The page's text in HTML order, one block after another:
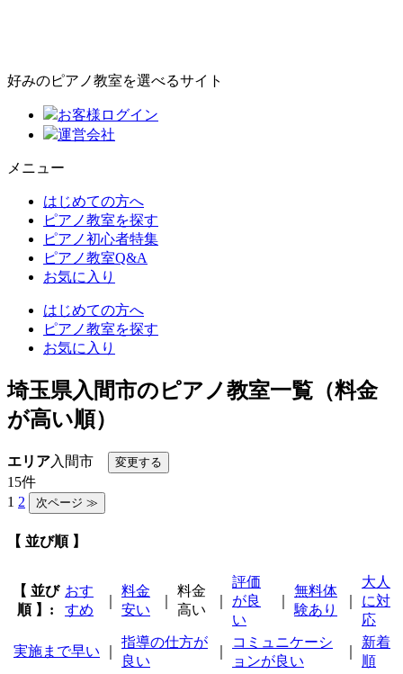
好みのピアノ教室を選べるサイト
お客様ログイン
運営会社
メニュー
はじめての方へ
ピアノ教室を探す
ピアノ初心者特集
ピアノ教室Q&A
お気に入り
はじめての方へ
ピアノ教室を探す
お気に入り
埼玉県入間市のピアノ教室一覧（料金
が高い順）
エリア入間市
15件
1 2
【 並び順 】
【 並び
順 】:
おす
すめ
料金
安い
料金
高い
評価
が良
い
無料体
験あり
大人
に対
応
実施まで早い
指導の仕方が
良い
コミュニケーシ
ョンが良い
新着
順